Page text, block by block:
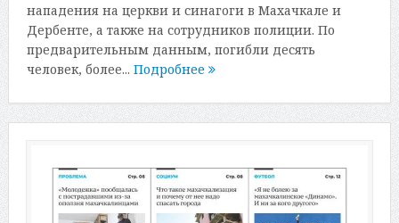
нападения на церкви и синагоги в Махачкале и
Дербенте, а также на сотрудников полиции. По
предварительным данным, погибли десять
человек, более... Подробнее